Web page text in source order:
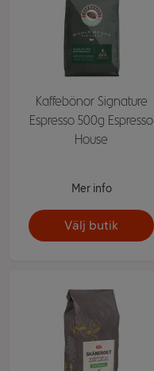
Kaffebönor Signature
Espresso 500g Espresso
House
Mer info
Välj butik